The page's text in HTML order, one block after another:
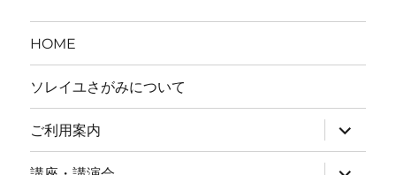
HOME
ソレイユさがみについて
ご利用案内
ブ